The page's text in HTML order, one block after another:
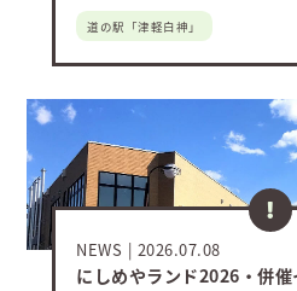
道の駅「津軽白神」
NEWS 2026.07.08
にしめやランド2026・併